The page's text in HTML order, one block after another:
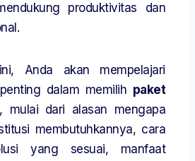
produktivitas dan
Anda akan mempelajari
dalam memilih paket
, mulai dari alasan mengapa
membutuhkannya, cara
yang sesuai, manfaat